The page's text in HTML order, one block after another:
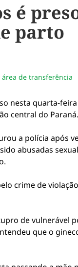
é
parto
de transferência
nesta quarta-
central do Paraná.
a polícia após
abusadas
crime de
de vulnerável
que o